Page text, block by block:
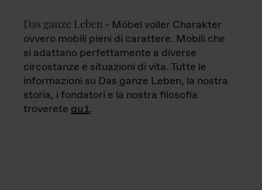
Das ganze Leben - Möbel voller Charakter
ovvero mobili pieni di carattere. Mobili che
si adattano perfettamente a diverse
circostanze e situazioni di vita. Tutte le
informazioni su Das ganze Leben, la nostra
storia, i fondatori e la nostra filosofia
troverete qui.